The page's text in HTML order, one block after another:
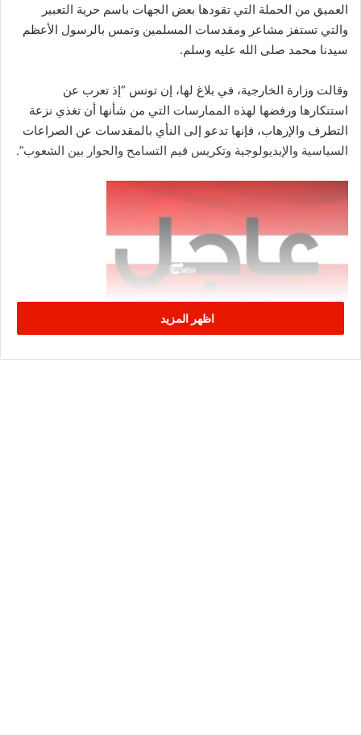
العميق من الحملة التي تقودها بعض الجهات باسم حرية التعبير
والتي تستفز مشاعر ومقدسات المسلمين وتمس بالرسول الأعظم
سيدنا محمد صلى الله عليه وسلم.
وقالت وزارة الخارجية، في بلاغ لها، إن تونس ”إذ تعرب عن
استنكارها ورفضها لهذه الممارسات التي من شأنها أن تغذي نزعة
التطرف والإرهاب، فإنها تدعو إلى النأي بالمقدسات عن الصراعات
السياسية والإيديولوجية وتكريس قيم التسامح والحوار بين الشعوب”.
اظهر المزيد